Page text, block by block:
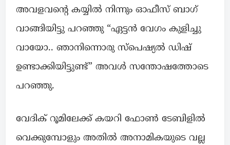
അവളവന്റെ കയ്യിൽ നിന്നും ഓഫീസ് ബാഗ്
വാങ്ങിയിട്ടു പറഞ്ഞു “ഏട്ടൻ വേഗം കുളിച്ചു
വായോ.. ഞാനിന്നൊരു സ്പെഷ്യൽ ഡിഷ്‌
ഉണ്ടാക്കിയിട്ടുണ്ട്” അവൾ സന്തോഷത്തോടെ
പറഞ്ഞു.
വേദിക് റൂമിലേക്ക്‌ കയറി ഫോൺ ടേബിളിൽ
വെക്കുമ്പോളും അതിൽ അനാമികയുടെ വല്ല